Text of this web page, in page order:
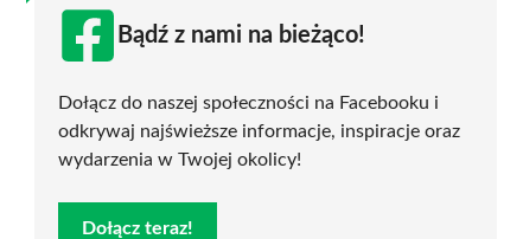
Bądź z nami na bieżąco!
Dołącz do naszej społeczności na Facebooku i
odkrywaj najświeższe informacje, inspiracje oraz
wydarzenia w Twojej okolicy!
Dołącz teraz!